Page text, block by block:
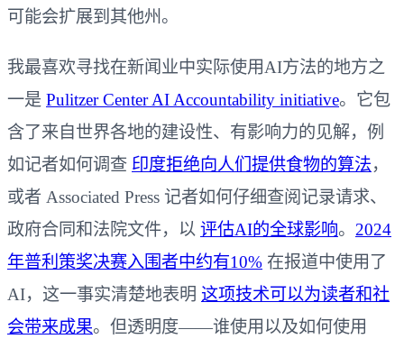
可能会扩展到其他州。
我最喜欢寻找在新闻业中实际使用AI方法的地方之
一是 Pulitzer Center AI Accountability initiative。它包
含了来自世界各地的建设性、有影响力的见解，例
如记者如何调查 印度拒绝向人们提供食物的算法，
或者 Associated Press 记者如何仔细查阅记录请求、
政府合同和法院文件，以 评估AI的全球影响。 2024
年普利策奖决赛入围者中约有10% 在报道中使用了
AI，这一事实清楚地表明 这项技术可以为读者和社
会带来成果。但透明度——谁使用以及如何使用